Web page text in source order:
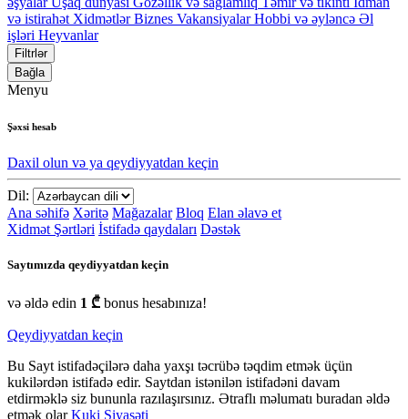
və istirahət Xidmətlər Biznes Vakansiyalar Hobbi və əyləncə Əl
işləri Heyvanlar
Filtrlər
Bağla
Menyu
Şəxsi hesab
Daxil olun və ya qeydiyyatdan keçin
Dil:
Ana səhifə Xəritə Mağazalar Bloq Elan əlavə et
Xidmət Şərtləri İstifadə qaydaları Dəstək
Saytımızda qeydiyyatdan keçin
və əldə edin 1 ₾ bonus hesabınıza!
Qeydiyyatdan keçin
Bu Sayt istifadəçilərə daha yaxşı təcrübə təqdim etmək üçün
kukilərdən istifadə edir. Saytdan istənilən istifadəni davam
etdirməklə siz bununla razılaşırsınız. Ətraflı məlumatı buradan əldə
etmək olarKuki Siyasəti